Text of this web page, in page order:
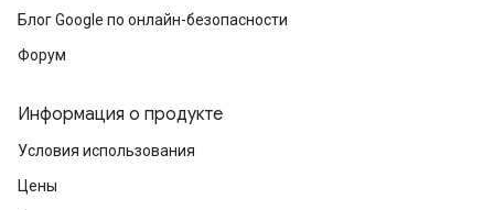
Блог Google по онлайн-безопасности
Форум
Информация о продукте
Условия использования
Цены